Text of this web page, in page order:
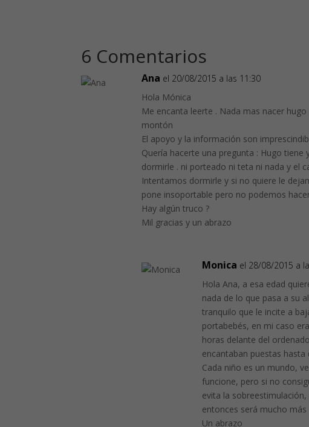
6 Comentarios
Ana el 20/08/2015 a las 11:30
Hola Mónica
Me encanta leerte . Nada mas nacer
montón
El apoyo y la información son
Quería hacerte una pregunta : Hugo tiene
dormirle . ni porteado ni teta ni nada y el
Intentamos dormirle y si no quiere le
pone insoportable pero no podemos
Hay algún truco ?
Mil gracias y un abrazo
Monica el 28/08/2015 a
Hola Ana, a esa edad
nada de lo que pasa a su
tranquilo que le incite a
portabebés, en mi caso
horas delante del
encantaban puestas
Cada niño es un mundo,
funcione, pero si no
evita la
entonces será mucho
Un abrazo